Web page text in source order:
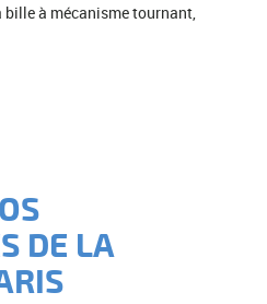
bille à mécanisme tournant,
DE LA